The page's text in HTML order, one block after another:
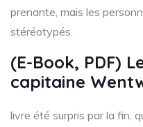
prenante, mais les
stéréotypés.
(E-Book, PDF)
capitaine
livre été surpris par la fin,